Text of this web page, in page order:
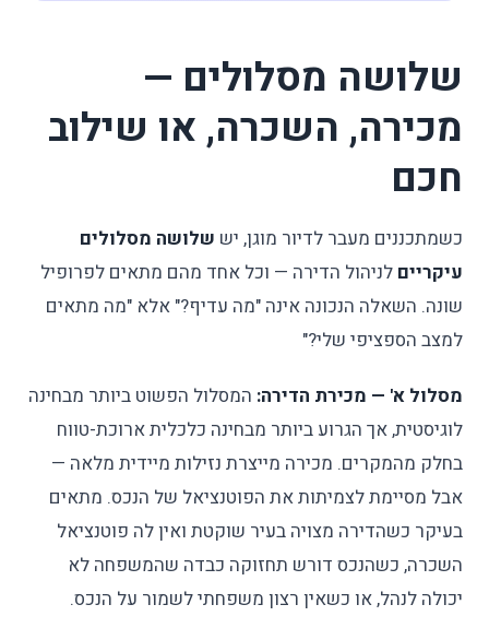
שלושה מסלולים —
מכירה, השכרה, או שילוב
חכם
כשמתכננים מעבר לדיור מוגן, יש שלושה מסלולים
עיקריים לניהול הדירה — וכל אחד מהם מתאים לפרופיל
שונה. השאלה הנכונה אינה "מה עדיף?" אלא "מה מתאים
למצב הספציפי שלי?"
מסלול א' — מכירת הדירה: המסלול הפשוט ביותר מבחינה
לוגיסטית, אך הגרוע ביותר מבחינה כלכלית ארוכת-טווח
בחלק מהמקרים. מכירה מייצרת נזילות מיידית מלאה —
אבל מסיימת לצמיתות את הפוטנציאל של הנכס. מתאים
בעיקר כשהדירה מצויה בעיר שוקטת ואין לה פוטנציאל
השכרה, כשהנכס דורש תחזוקה כבדה שהמשפחה לא
יכולה לנהל, או כשאין רצון משפחתי לשמור על הנכס.